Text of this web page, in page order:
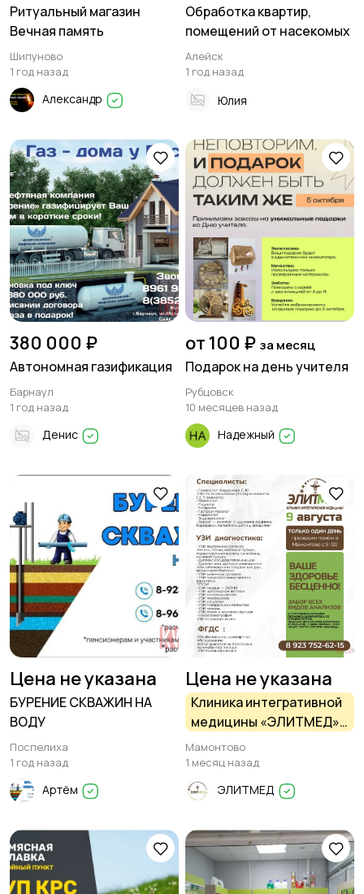
Ритуальный магазин
Вечная память
Шипуново
1 год назад
Александр
Обработка квартир,
помещений от насекомых
Алейск
1 год назад
Юлия
380 000 ₽
Автономная газификация
Барнаул
1 год назад
Денис
от 100 ₽ за месяц
Подарок на день учителя
Рубцовск
10 месяцев назад
Надежный
Цена не указана
БУРЕНИЕ СКВАЖИН НА
ВОДУ
Поспелиха
1 год назад
Артём
Цена не указана
Клиника интегративной
медицины «ЭЛИТМЕД»
(г. Барнаул) проводит
приём в Мамонтово —
ТОЛЬКО ОДИН ДЕНЬ
Мамонтово
1 месяц назад
ЭЛИТМЕД